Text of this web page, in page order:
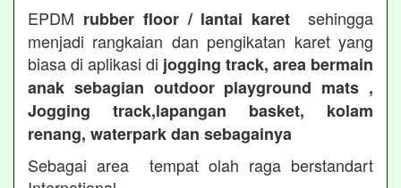
EPDM rubber floor / lantai karet sehingga
menjadi rangkaian dan pengikatan karet yang
biasa di aplikasi di jogging track, area bermain
anak sebagian outdoor playground mats ,
Jogging track,lapangan basket, kolam
renang, waterpark dan sebagainya
Sebagai area tempat olah raga berstandart